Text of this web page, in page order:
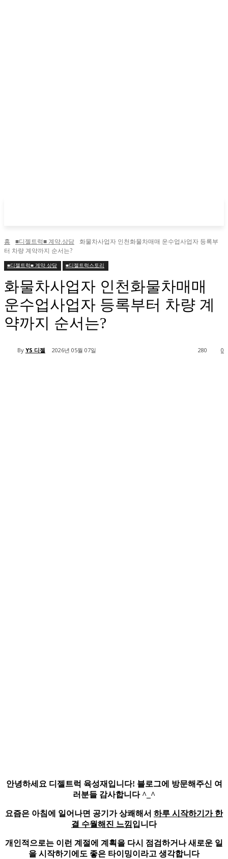
홈 ■디젤트럭■ 계약.상담 화물차사업자 인천화물차매매 운수업사업자 등록부
터 차량 계약까지 순서는?
■디젤트럭■ 계약.상담 ■디젤트럭스토리
화물차사업자 인천화물차매매
운수업사업자 등록부터 차량 계
약까지 순서는?
By YS 디젤 2026년 05월 07일 0
280
안녕하세요 디젤트럭 육성재 입니다! 블로그에 방문해주신 여
러분들 감사합니다 ^_^
요즘은 아침에 일어나면 공기가 상쾌해서 하루 시작하기가 한
결 수월해진 느낌입니다
개인적으로는 이런 계절에 계획을 다시 점검하거나 새로운 일
을 시작하기에도 좋은 타이밍이라고 생각합니다